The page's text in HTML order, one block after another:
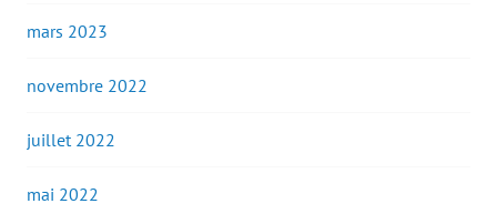
mars 2023
novembre 2022
juillet 2022
mai 2022